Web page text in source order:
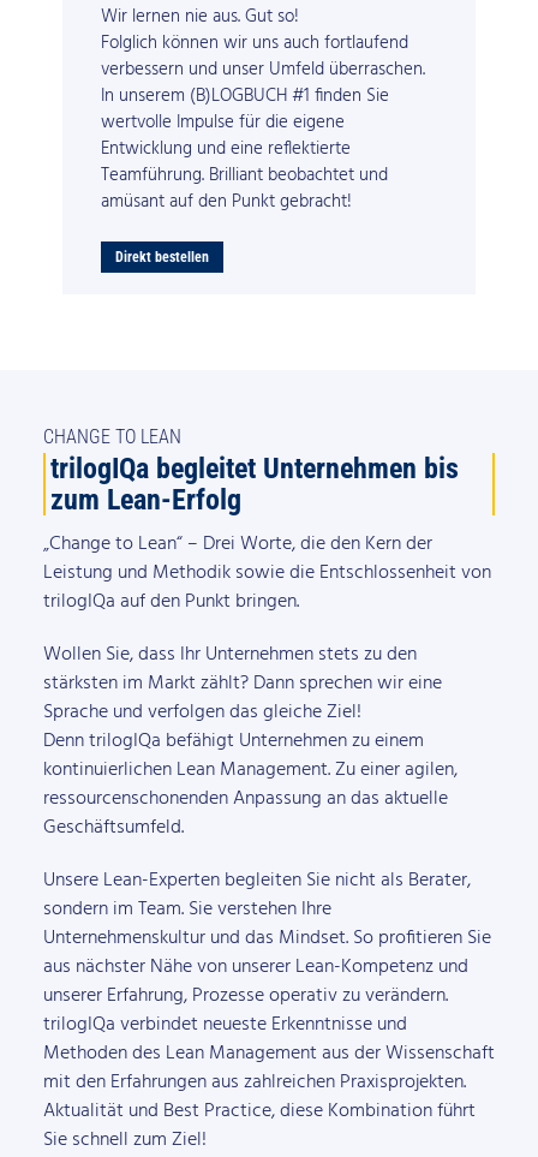
Wir lernen nie aus. Gut so!
Folglich können wir uns auch fortlaufend
verbessern und unser Umfeld überraschen.
In unserem (B)LOGBUCH #1 finden Sie
wertvolle Impulse für die eigene
Entwicklung und eine reflektierte
Teamführung. Brilliant beobachtet und
amüsant auf den Punkt gebracht!
Direkt bestellen
CHANGE TO LEAN
trilogIQa begleitet Unternehmen bis
zum Lean-Erfolg
„Change to Lean“ – Drei Worte, die den Kern der
Leistung und Methodik sowie die Entschlossenheit von
trilogIQa auf den Punkt bringen.
Wollen Sie, dass Ihr Unternehmen stets zu den
stärksten im Markt zählt? Dann sprechen wir eine
Sprache und verfolgen das gleiche Ziel!
Denn trilogIQa befähigt Unternehmen zu einem
kontinuierlichen Lean Management. Zu einer agilen,
ressourcenschonenden Anpassung an das aktuelle
Geschäftsumfeld.
Unsere Lean-Experten begleiten Sie nicht als Berater,
sondern im Team. Sie verstehen Ihre
Unternehmenskultur und das Mindset. So profitieren Sie
aus nächster Nähe von unserer Lean-Kompetenz und
unserer Erfahrung, Prozesse operativ zu verändern.
trilogIQa verbindet neueste Erkenntnisse und
Methoden des Lean Management aus der Wissenschaft
mit den Erfahrungen aus zahlreichen Praxisprojekten.
Aktualität und Best Practice, diese Kombination führt
Sie schnell zum Ziel!